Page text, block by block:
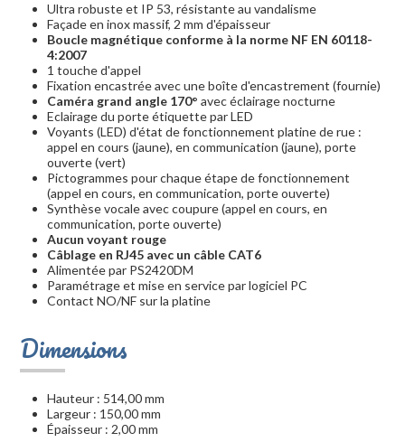
Ultra robuste et IP 53, résistante au vandalisme
Façade en inox massif, 2 mm d'épaisseur
Boucle magnétique conforme à la norme NF EN 60118-
4:2007
1 touche d'appel
Fixation encastrée avec une boîte d'encastrement (fournie)
Caméra grand angle 170° avec éclairage nocturne
Eclairage du porte étiquette par LED
Voyants (LED) d'état de fonctionnement platine de rue :
appel en cours (jaune), en communication (jaune), porte
ouverte (vert)
Pictogrammes pour chaque étape de fonctionnement
(appel en cours, en communication, porte ouverte)
Synthèse vocale avec coupure (appel en cours, en
communication, porte ouverte)
Aucun voyant rouge
Câblage en RJ45 avec un câble CAT6
Alimentée par PS2420DM
Paramétrage et mise en service par logiciel PC
Contact NO/NF sur la platine
Dimensions
Hauteur : 514,00 mm
Largeur : 150,00 mm
Épaisseur : 2,00 mm